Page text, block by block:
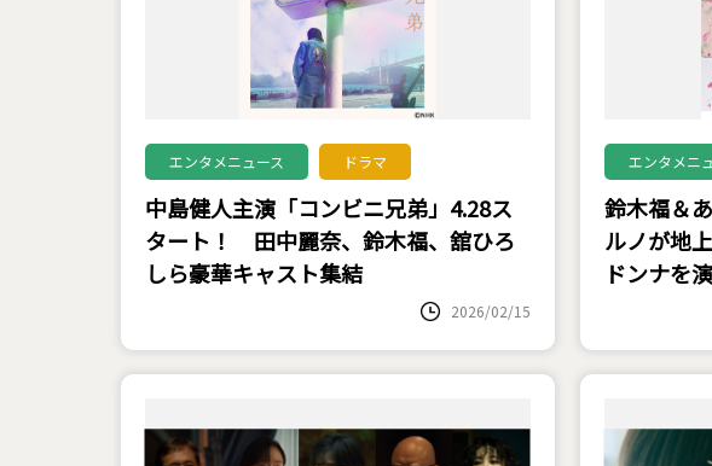
エンタメニュース ドラマ
中島健人主演「コンビニ兄弟」4.28ス
タート！ 田中麗奈、鈴木福、舘ひろ
しら豪華キャスト集結
2026/02/15
エンタメニ
鈴木福＆
ルノが地
ドンナを